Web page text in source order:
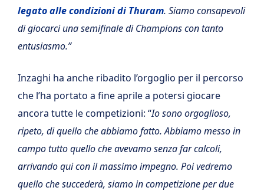
legato alle condizioni di Thuram. Siamo consapevoli
di giocarci una semifinale di Champions con tanto
entusiasmo.”
Inzaghi ha anche ribadito l’orgoglio per il percorso
che l’ha portato a fine aprile a potersi giocare
ancora tutte le competizioni: “Io sono orgoglioso,
ripeto, di quello che abbiamo fatto. Abbiamo messo in
campo tutto quello che avevamo senza far calcoli,
arrivando qui con il massimo impegno. Poi vedremo
quello che succederà, siamo in competizione per due